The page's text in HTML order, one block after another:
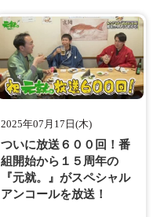
2025年07月17日(木)
ついに放送６００回！番
組開始から１５周年の
『元就。』がスペシャル
アンコールを放送！